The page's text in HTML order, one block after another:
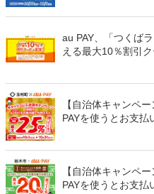
au PAY、「つくば
える最大10％割引
【自治体キャンペ
PAYを使うとお支払
【自治体キャンペ
PAYを使うとお支払